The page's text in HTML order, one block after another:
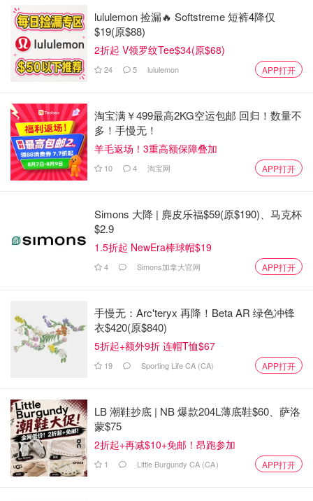
lululemon 捡漏🔥 Softstreme 短裤4降仅
$19(原$88)
2折起 V领罗纹Tee$34(原$68)
24 5 lululemon APP打开
淘宝满￥499最高2KG空运包邮 回归！数量不
多！手慢无！
羊毛返场！3重高额保障叠加
10 4 淘宝网 APP打开
Simons 大降 | 麂皮乐福$59(原$190)、马克杯
$2.9
1.5折起 NewEra棒球帽$19
4 Simons加拿大官网 APP打开
手慢无：Arc'teryx 再降！Beta AR 绿色冲锋
衣$420(原$840)
5折起+额外9折 连帽T恤$67
19 Sporting Life CA (CA) APP打开
LB 潮鞋抄底 | NB 爆款204L薄底鞋$60、萨洛
蒙$75
2折起+再减$10+免邮！昂跑参加
1 Little Burgundy CA (CA） APP打开